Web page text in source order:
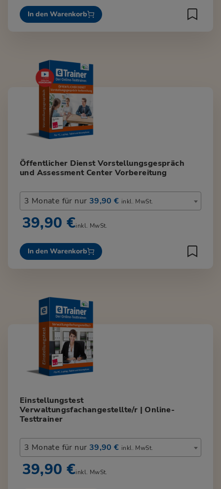
In den Warenkorb
Öffentlicher Dienst Vorstellungsgespräch
und Assessment Center Vorbereitung
3 Monate für nur 39,90 € inkl. MwSt.
39,90 €inkl. MwSt.
In den Warenkorb
Einstellungstest
Verwaltungsfachangestellte/r | Online-
Testtrainer
3 Monate für nur 39,90 € inkl. MwSt.
39,90 €inkl. MwSt.